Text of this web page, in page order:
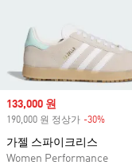
Sale price
133,000 원
190,000 원 정상가 -30%
가젤 스파이크리스
Women Performance